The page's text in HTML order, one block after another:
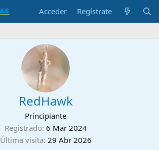
Acceder Regístrate
RedHawk
Principiante
Registrado 6 Mar 2024
Última visita 29 Abr 2026